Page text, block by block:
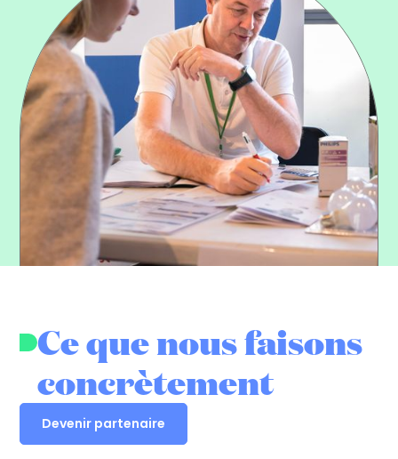
Ce que nous faisons
concrètement
Devenir partenaire